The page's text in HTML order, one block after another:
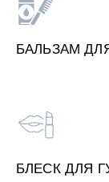
БАЛЬЗАМ
БЛЕСК ДЛЯ